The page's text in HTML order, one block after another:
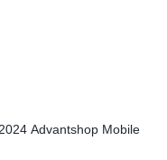
Advantshop Mobile